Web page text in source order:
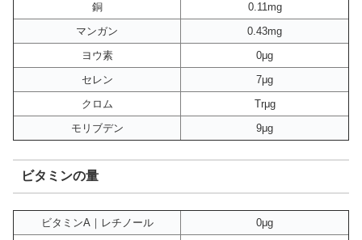
銅
0.11mg
マンガン
0.43mg
ヨウ素
0μg
セレン
7μg
クロム
Trμg
モリブデン
9μg
ビタミンの量
ビタミンA｜レチノール
0μg